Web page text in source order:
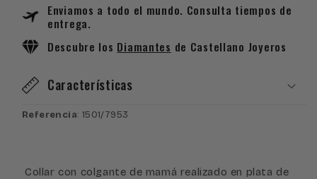
Corazón
en
Plata
Corazón
Plata
de
Enviamos a todo el mundo. Consulta tiempos de
entrega.
Descubre los Diamantes de Castellano Joyeros
Características
Referencia: 1501/7953
Collar con colgante de mamá realizado en plata de